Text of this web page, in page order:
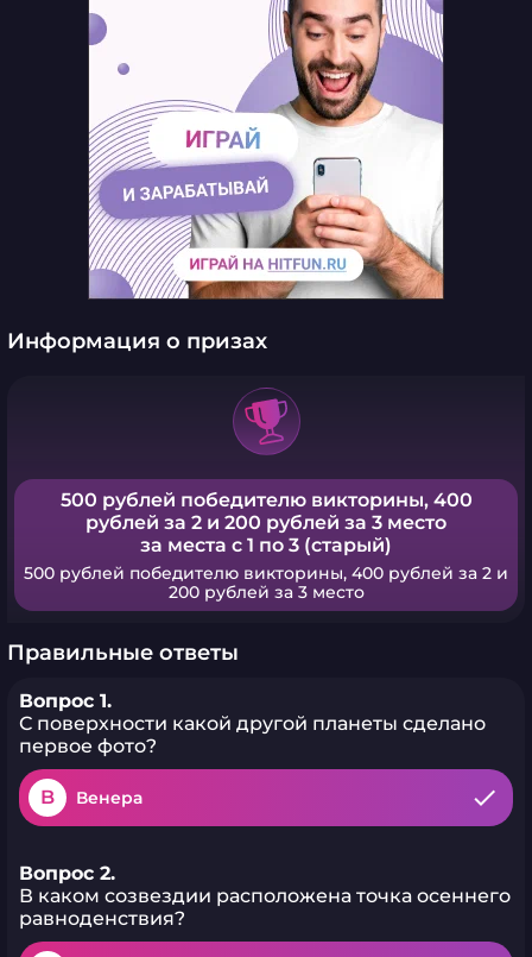
Информация о призах
500 рублей победителю викторины, 400
рублей за 2 и 200 рублей за 3 место
за места с 1 по 3 (старый)
500 рублей победителю викторины, 400 рублей за 2 и
200 рублей за 3 место
Правильные ответы
Вопрос 1.
С поверхности какой другой планеты сделано
первое фото?
B Венера
Вопрос 2.
В каком созвездии расположена точка осеннего
равноденствия?